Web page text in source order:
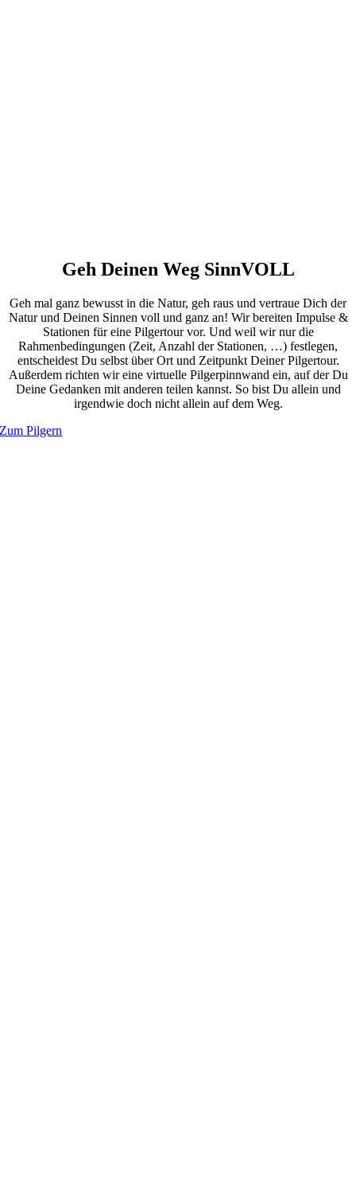
Geh Deinen Weg SinnVOLL
Geh mal ganz bewusst in die Natur, geh raus und vertraue Dich der
Natur und Deinen Sinnen voll und ganz an! Wir bereiten Impulse &
Stationen für eine Pilgertour vor. Und weil wir nur die
Rahmenbedingungen (Zeit, Anzahl der Stationen, …) festlegen,
entscheidest Du selbst über Ort und Zeitpunkt Deiner Pilgertour.
Außerdem richten wir eine virtuelle Pilgerpinnwand ein, auf der Du
Deine Gedanken mit anderen teilen kannst. So bist Du allein und
irgendwie doch nicht allein auf dem Weg.
Zum Pilgern